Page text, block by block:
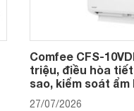
Comfee CFS-
triệu, điều hòa
sao, kiểm soát ẩm
27/07/2026